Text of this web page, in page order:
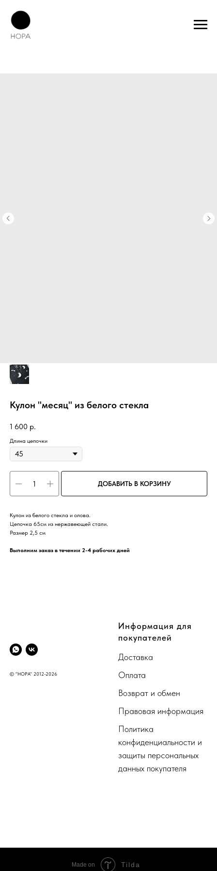
Кулон "месяц" из белого стекла
1 600 р.
Длина цепочки
ДОБАВИТЬ В КОРЗИНУ
Кулон из белого стекла и олова.
Цепочка 65см из нержавеющей стали.
Размер 2,5 см
Выполним заказ в течении 2-4 рабочих дней
© "НОРА" 2012-2026
Информация для
покупателей
Доставка
Оплата
Возврат и обмен
Правовая информация
Политика
конфиденциальности и
защиты персональных
данных покупателя
Made on Tilda